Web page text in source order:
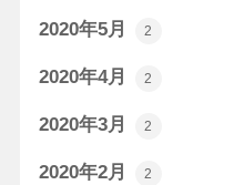
2020年5月 2
2020年4月 2
2020年3月 2
2020年2月 2